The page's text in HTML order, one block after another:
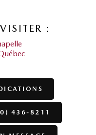
:
436-8211